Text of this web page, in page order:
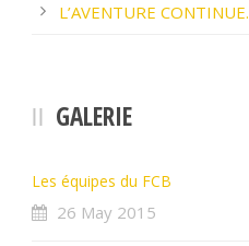
L’AVENTURE CONTINUE.
GALERIE
Les équipes du FCB
26 May 2015